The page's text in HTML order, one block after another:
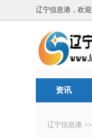
辽宁信息港，欢迎
资讯
辽宁信息港 >>